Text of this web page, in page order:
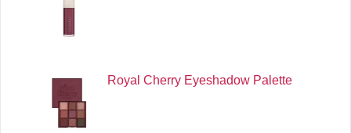
Royal Cherry Eyeshadow Palette